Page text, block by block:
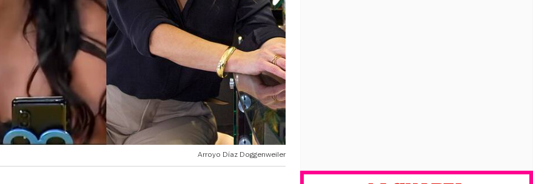
Arroyo Díaz Doggenweiler